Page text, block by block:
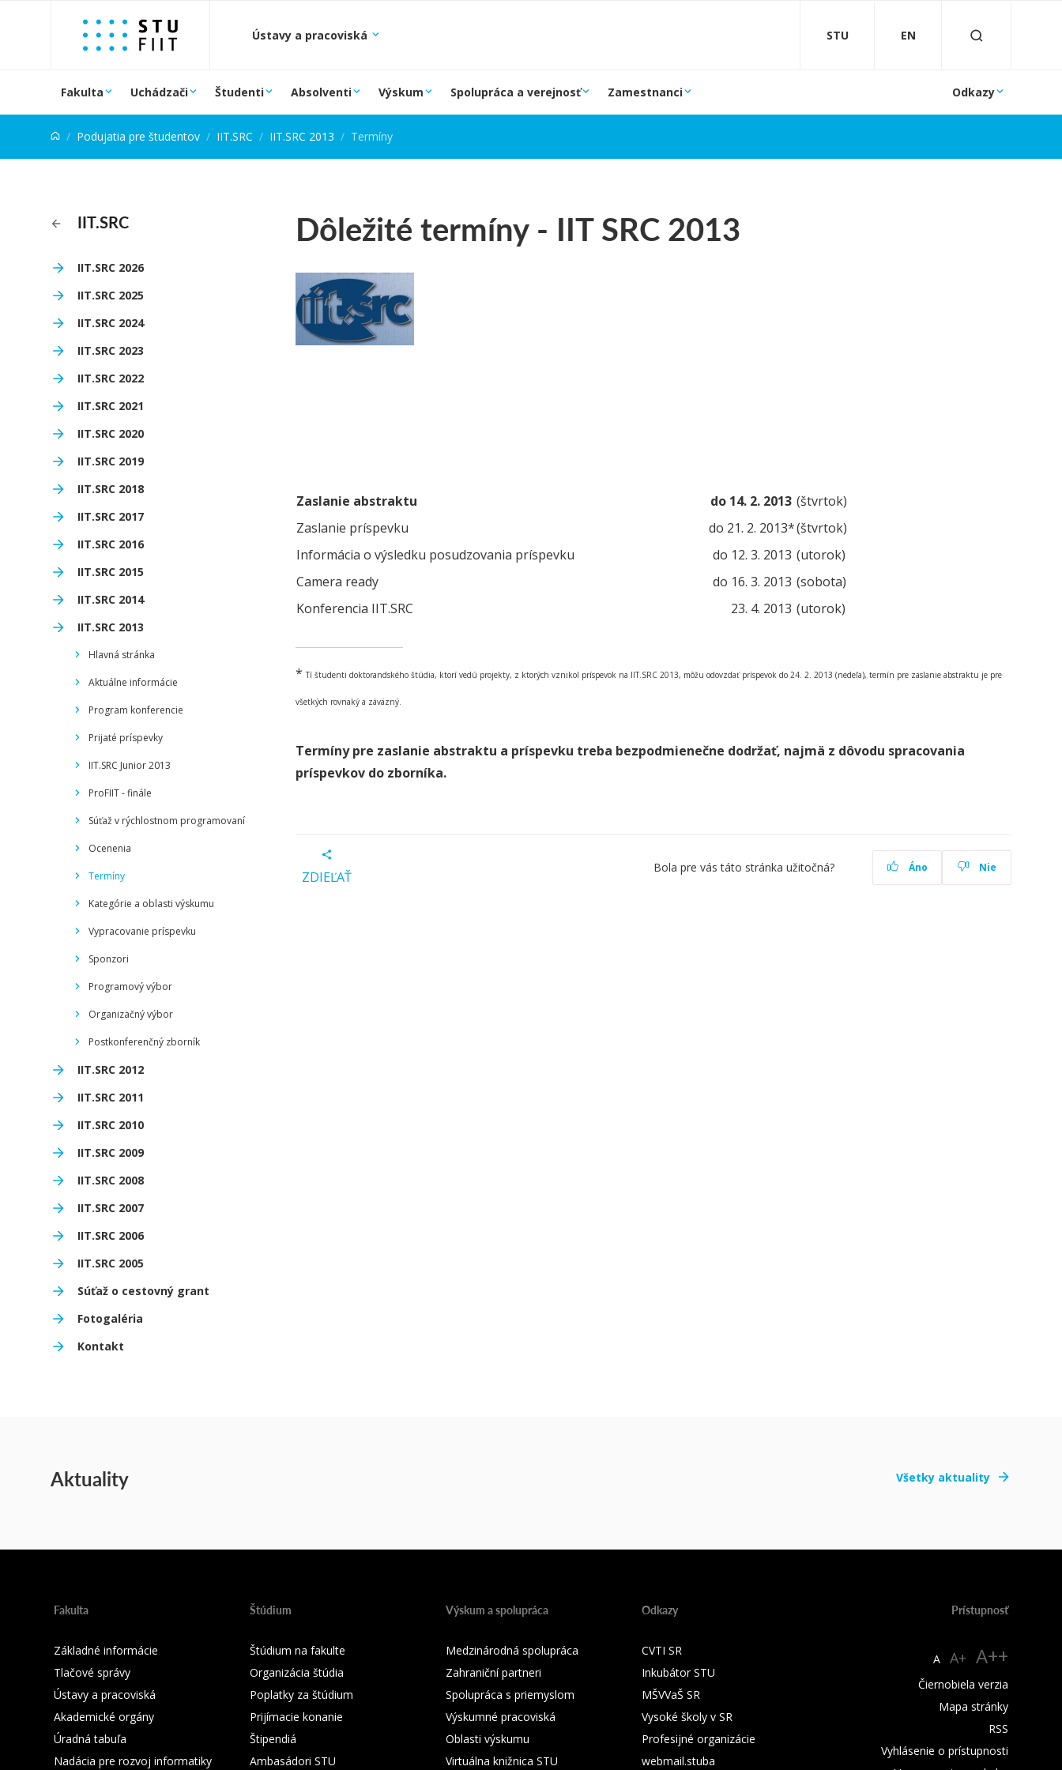
Prejsť na obsah
Ústavy a pracoviská STU EN
Fakulta Uchádzači Študenti Absolventi Výskum Spolupráca a verejnosť Zamestnanci Odkazy
Podujatia pre študentov IIT.SRC IIT.SRC 2013 Termíny
IIT.SRC
IIT.SRC 2026
IIT.SRC 2025
IIT.SRC 2024
IIT.SRC 2023
IIT.SRC 2022
IIT.SRC 2021
IIT.SRC 2020
IIT.SRC 2019
IIT.SRC 2018
IIT.SRC 2017
IIT.SRC 2016
IIT.SRC 2015
IIT.SRC 2014
IIT.SRC 2013
Hlavná stránka
Aktuálne informácie
Program konferencie
Prijaté príspevky
IIT.SRC Junior 2013
ProFIIT - finále
Súťaž v rýchlostnom programovaní
Ocenenia
Termíny
Kategórie a oblasti výskumu
Vypracovanie príspevku
Sponzori
Programový výbor
Organizačný výbor
Postkonferenčný zborník
IIT.SRC 2012
IIT.SRC 2011
IIT.SRC 2010
IIT.SRC 2009
IIT.SRC 2008
IIT.SRC 2007
IIT.SRC 2006
IIT.SRC 2005
Súťaž o cestovný grant
Fotogaléria
Kontakt
Dôležité termíny - IIT SRC 2013
Zaslanie abstraktu do 14. 2. 2013 (štvrtok)
Zaslanie príspevku
do 21. 2. 2013*(štvrtok)
Informácia o výsledku posudzovania príspevku
do 12. 3. 2013 (utorok)
Camera ready
do 16. 3. 2013 (sobota)
Konferencia IIT.SRC
23. 4. 2013 (utorok)
*Tí študenti doktorandského štúdia, ktorí vedú projekty, z ktorých vznikol príspevok na IIT.SRC 2013, môžu odovzdať príspevok do 24. 2. 2013 (nedeľa), termín pre zaslanie abstraktu je pre
všetkých rovnaký a záväzný.
Termíny pre zaslanie abstraktu a príspevku treba bezpodmienečne dodržať, najmä z dôvodu spracovania
príspevkov do zborníka.
ZDIEĽAŤ
Bola pre vás táto stránka užitočná? Áno Nie
Aktuality Všetky aktuality
Fakulta
Základné informácie
Tlačové správy
Ústavy a pracoviská
Akademické orgány
Úradná tabuľa
Nadácia pre rozvoj informatiky
Štúdium
Štúdium na fakulte
Organizácia štúdia
Poplatky za štúdium
Prijímacie konanie
Štipendiá
Ambasádori STU
Výskum a spolupráca
Medzinárodná spolupráca
Zahraniční partneri
Spolupráca s priemyslom
Výskumné pracoviská
Oblasti výskumu
Virtuálna knižnica STU
Odkazy
CVTI SR
Inkubátor STU
MŠVVaŠ SR
Vysoké školy v SR
Profesijné organizácie
webmail.stuba
Prístupnosť
A A+ A++
Čiernobiela verzia
Mapa stránky
RSS
Vyhlásenie o prístupnosti